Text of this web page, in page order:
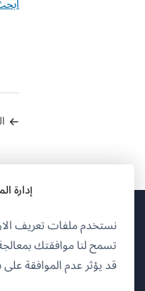
إدارة
نستخدم ملفات تعريف
تسمح لنا موافقتك
قد يؤثر عدم الموافقة
© 2026